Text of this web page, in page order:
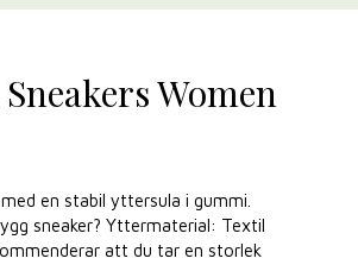
Women
en stabil yttersula i gummi.
sneaker? Yttermaterial: Textil
att du tar en storlek